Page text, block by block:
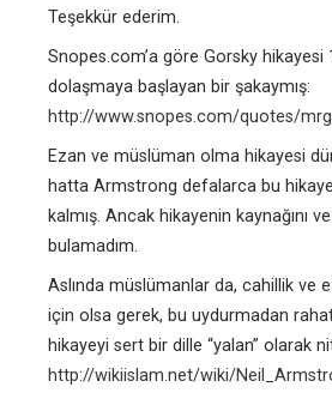
Teşekkür ederim.
Snopes.com’a göre Gorsky hikayesi
dolaşmaya başlayan bir şakaymış:
http://www.snopes.com/quotes/
Ezan ve müslüman olma hikayesi
hatta Armstrong defalarca bu
kalmış. Ancak hikayenin kaynağını
bulamadım.
Aslında müslümanlar da, cahillik ve
için olsa gerek, bu uydurmadan
hikayeyi sert bir dille “yalan” olarak
http://wikiislam.net/wiki/